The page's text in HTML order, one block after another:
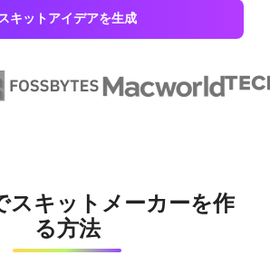
キットアイデアを生成
スキットメーカーを作
る方法